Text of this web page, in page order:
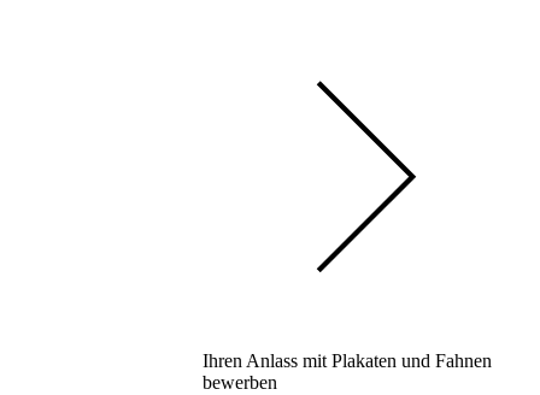
Ihren Anlass mit Plakaten und Fahnen
bewerben